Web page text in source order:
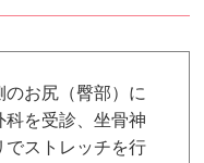
のお尻（臀部）に
を受診、坐骨神
でストレッチを行